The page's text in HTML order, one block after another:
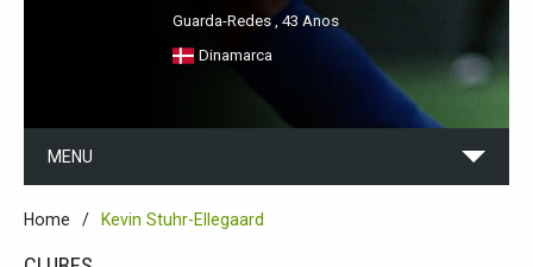
Guarda-Redes , 43 Anos
Dinamarca
MENU
Home Kevin Stuhr-Ellegaard